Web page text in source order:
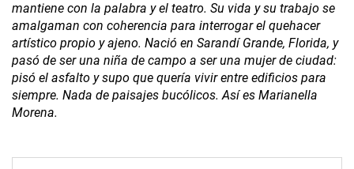
mantiene con la palabra y el teatro. Su vida y su trabajo se
amalgaman con coherencia para interrogar el quehacer
artístico propio y ajeno. Nació en Sarandí Grande, Florida, y
pasó de ser una niña de campo a ser una mujer de ciudad:
pisó el asfalto y supo que quería vivir entre edificios para
siempre. Nada de paisajes bucólicos. Así es Marianella
Morena.